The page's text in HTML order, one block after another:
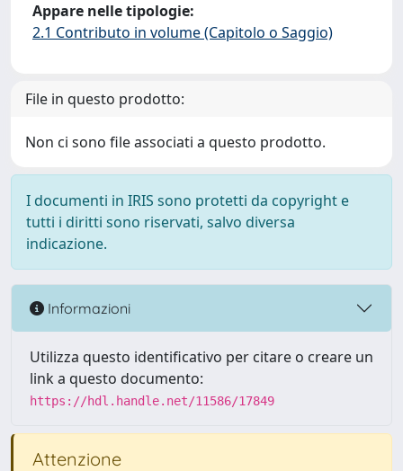
Appare nelle tipologie:
2.1 Contributo in volume (Capitolo o Saggio)
File in questo prodotto:
Non ci sono file associati a questo prodotto.
I documenti in IRIS sono protetti da copyright e
tutti i diritti sono riservati, salvo diversa
indicazione.
Informazioni
Utilizza questo identificativo per citare o creare un
link a questo documento:
https://hdl.handle.net/11586/17849
Attenzione